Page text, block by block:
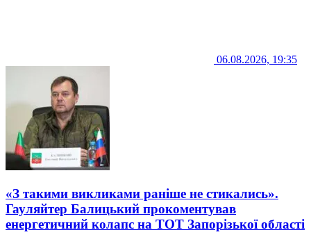
06.08.2026, 19:35
«З такими викликами раніше не стикались».
Гауляйтер Балицький прокоментував
енергетичний колапс на ТОТ Запорізької області